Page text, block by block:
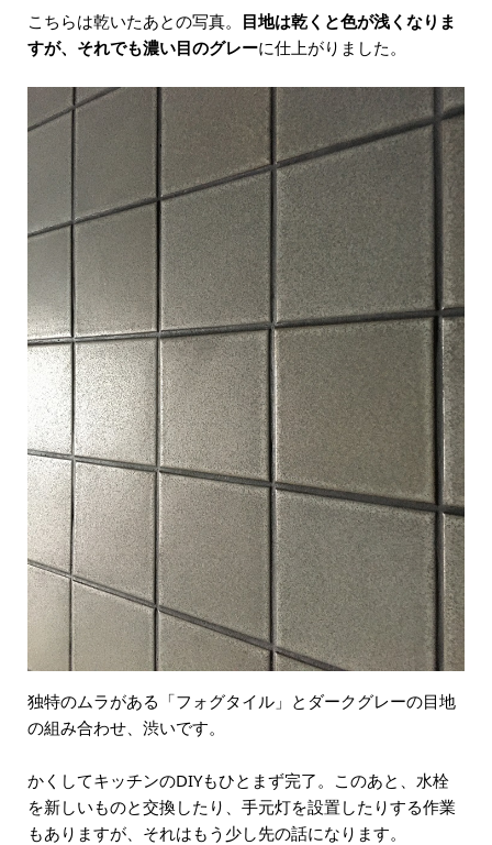
こちらは乾いたあとの写真。 目地は乾くと色が浅くなりま
すが、それでも濃い目のグレーに仕上がりました。
独特のムラがある「フォグタイル」とダークグレーの目地
の組み合わせ、渋いです。
かくしてキッチンのDIYもひとまず完了。このあと、水栓
を新しいものと交換したり、手元灯を設置したりする作業
もありますが、それはもう少し先の話になります。